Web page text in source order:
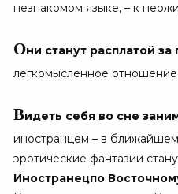
незнакомом языке, – к
Они станут расплатой
легкомысленное
Видеть себя во сне
иностранцем – в
эротические фантазии
Иностранецпо